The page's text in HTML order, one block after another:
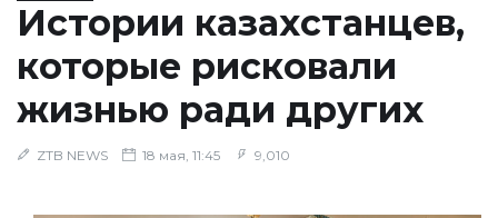
Истории казахстанцев,
которые рисковали
жизнью ради других
ZTB NEWS 18 мая, 11:45 9,010